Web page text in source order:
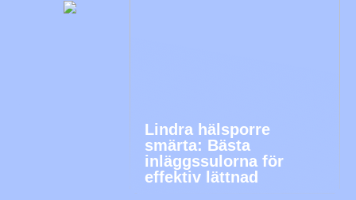
Lindra hälsporre
smärta: Bästa
inläggssulorna för
effektiv lättnad